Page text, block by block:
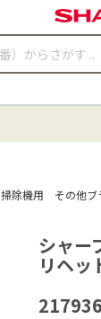
掃除機用 その他ブ
シャ
リヘッ